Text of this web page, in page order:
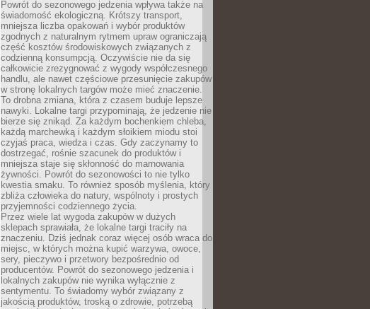
Powrót do sezonowego jedzenia wpływa także na
świadomość ekologiczną. Krótszy transport,
mniejsza liczba opakowań i wybór produktów
zgodnych z naturalnym rytmem upraw ograniczają
część kosztów środowiskowych związanych z
codzienną konsumpcją. Oczywiście nie da się
całkowicie zrezygnować z wygody współczesnego
handlu, ale nawet częściowe przesunięcie zakupów
w stronę lokalnych targów może mieć znaczenie.
To drobna zmiana, która z czasem buduje lepsze
nawyki. Lokalne targi przypominają, że jedzenie nie
bierze się znikąd. Za każdym bochenkiem chleba,
każdą marchewką i każdym słoikiem miodu stoi
czyjaś praca, wiedza i czas. Gdy zaczynamy to
dostrzegać, rośnie szacunek do produktów i
mniejsza staje się skłonność do marnowania
żywności. Powrót do sezonowości to nie tylko
kwestia smaku. To również sposób myślenia, który
zbliża człowieka do natury, wspólnoty i prostych
przyjemności codziennego życia.
Przez wiele lat wygoda zakupów w dużych
sklepach sprawiała, że lokalne targi traciły na
znaczeniu. Dziś jednak coraz więcej osób wraca do
miejsc, w których można kupić warzywa, owoce,
sery, pieczywo i przetwory bezpośrednio od
producentów. Powrót do sezonowego jedzenia i
lokalnych zakupów nie wynika wyłącznie z
sentymentu. To świadomy wybór związany z
jakością produktów, troską o zdrowie, potrzebą